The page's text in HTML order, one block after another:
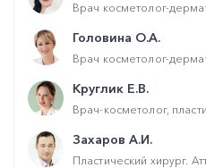
Врач косметолог-
Головина О.А.
Врач косметолог-
Круглик Е.В.
Врач-косметолог,
Захаров А.И.
Пластический хирург.